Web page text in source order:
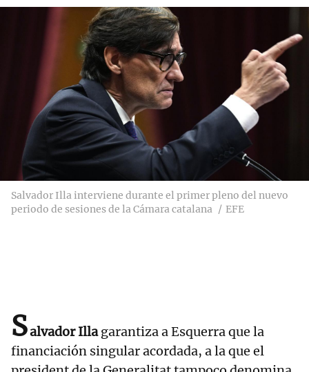
Salvador Illa interviene durante el primer pleno del nuevo
periodo de sesiones de la Cámara catalana
EFE
Salvador Illagarantiza a Esquerra que la
financiación singular acordada, a la que el